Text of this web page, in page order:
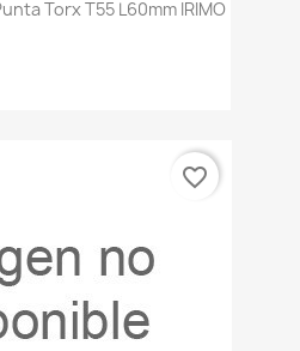
Torx T55 L60mm IRIMO
favorite_border